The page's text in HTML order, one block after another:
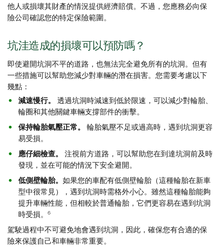
他人或損壞其財產的情況提供經濟賠償。不過，您應務必向保
險公司確認您的特定保險範圍。
坑洼造成的損壞可以預防嗎？
即使避開坑洞不平的道路，也無法完全避免所有的坑洞。但有
一些措施可以幫助您減少對車輛的潛在損害。您需要考慮以下
幾點：
減速慢行。 透過坑洞時減速到低於限速，可以減少對輪胎、
輪圈和其他關鍵車輛支撐部件的衝擊。
保持輪胎氣壓正常。
輪胎氣壓不足或過高時，遇到坑洞更容
易受損。
應仔細檢查。
注視前方道路，可以幫助您在到達坑洞前及時
發現，並在可能的情況下安全避開。
低側壁輪胎。 如果您的車配有低側壁輪胎（這種輪胎在新車
型中很常見），遇到坑洞時需格外小心。雖然這種輪胎能夠
提升車輛性能，但相較於普通輪胎，它們更容易在遇到坑洞
時受損。
6
駕駛過程中不可避免地會遇到坑洞，因此，確保您有合適的保
險來保護自己和車輛非常重要。